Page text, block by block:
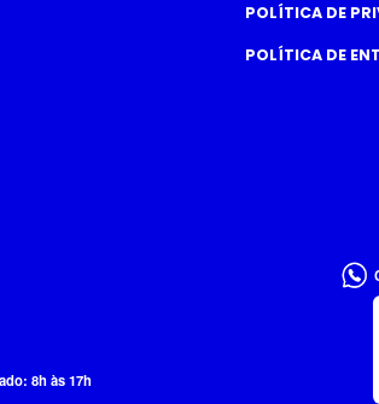
8h às 17h
POLÍTICA DE
POLÍTICA DE